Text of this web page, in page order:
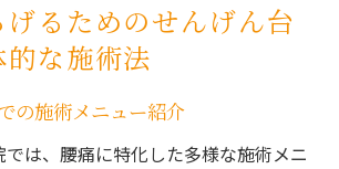
るためのせんげん台
な施術法
の施術メニュー紹介
は、腰痛に特化した多様な施術メニ